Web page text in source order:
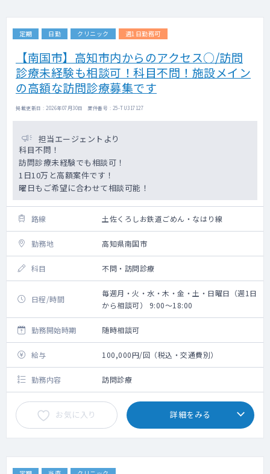
定期 日勤 クリニック 週1日勤務可
【南国市】高知市内からのアクセス○/訪問
診療未経験も相談可！科目不問！施設メイン
の高額な訪問診療募集です
掲載更新日 : 2026年07月30日 案件番号 : 25-TU317127
担当エージェントより
科目不問！
訪問診療未経験でも相談可！
1日10万と高額案件です！
曜日もご希望に合わせて相談可能！
路線 土佐くろしお鉄道ごめん・なはり線
勤務地 高知県南国市
科目 不問・訪問診療
日程/時間
毎週月・火・水・木・金・土・日曜日（週1日
から相談可） 9:00～18:00
勤務開始時期 随時相談可
給与 100,000円/回（税込・交通費別）
勤務内容 訪問診療
お気に入り 詳細をみる